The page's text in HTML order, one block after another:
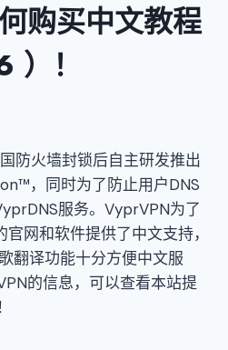
购买中文教程
！
火墙封锁后自主研发推出
，同时为了防止用户DNS
服务。VyprVPN为了
网和软件提供了中文支持，
翻译功能十分方便中文服
的信息，可以查看本站提